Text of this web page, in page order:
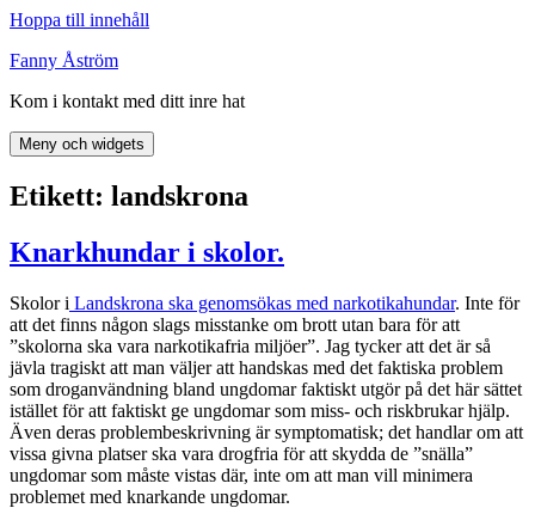
Hoppa till innehåll
Fanny Åström
Kom i kontakt med ditt inre hat
Meny och widgets
Etikett: landskrona
Knarkhundar i skolor.
Skolor i Landskrona ska genomsökas med narkotikahundar. Inte för
att det finns någon slags misstanke om brott utan bara för att
”skolorna ska vara narkotikafria miljöer”. Jag tycker att det är så
jävla tragiskt att man väljer att handskas med det faktiska problem
som droganvändning bland ungdomar faktiskt utgör på det här sättet
istället för att faktiskt ge ungdomar som miss- och riskbrukar hjälp.
Även deras problembeskrivning är symptomatisk; det handlar om att
vissa givna platser ska vara drogfria för att skydda de ”snälla”
ungdomar som måste vistas där, inte om att man vill minimera
problemet med knarkande ungdomar.